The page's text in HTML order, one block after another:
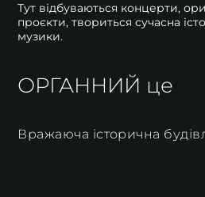
Вражаюча історична
ОРГАННИЙ це
Тут відбуваються концерти,
проєкти, твориться сучасна
музики.